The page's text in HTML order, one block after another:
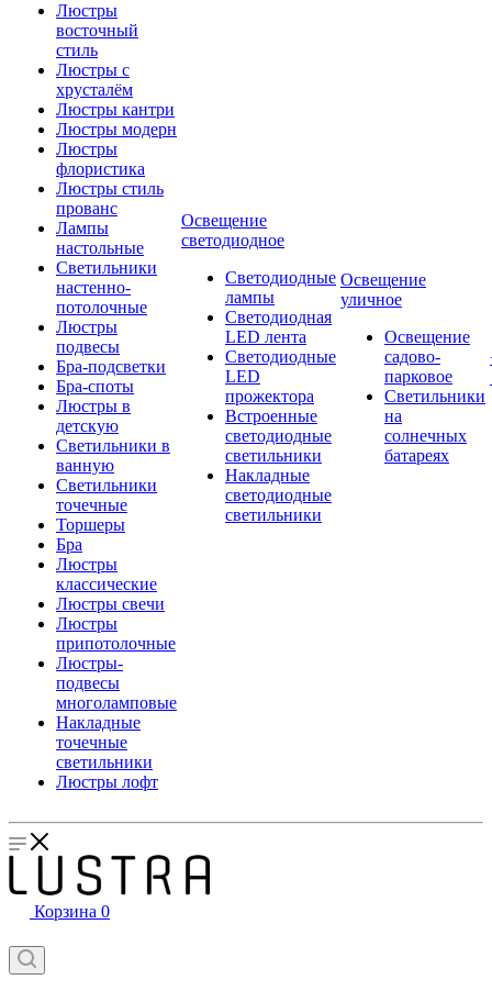
Люстры
восточный
стиль
Люстры с
хрусталём
Люстры кантри
Люстры модерн
Люстры
флористика
Люстры стиль
прованс
Лампы
настольные
Светильники
настенно-
потолочные
Люстры
подвесы
Бра-подсветки
Бра-споты
Люстры в
детскую
Светильники в
ванную
Светильники
точечные
Торшеры
Бра
Люстры
классические
Люстры свечи
Люстры
припотолочные
Люстры-
подвесы
многоламповые
Накладные
точечные
светильники
Люстры лофт
Освещение
светодиодное
Светодиодные
лампы
Светодиодная
LED лента
Светодиодные
LED
прожектора
Встроенные
светодиодные
светильники
Накладные
светодиодные
светильники
Освещение
уличное
Освещение
садово-
парковое
Светильники
на
солнечных
батареях
Корзина 0